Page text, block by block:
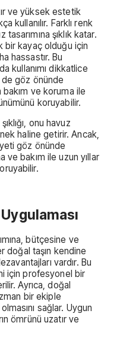
ve yüksek estetik
kullanılır. Farklı renk
şıklık katar.
bir kayaç olduğu için
hassastır. Bu
kullanımı dikkatlice
göz önünde
bakım ve koruma ile
koruyabilir.
onu havuz
haline getirir. Ancak,
göz önünde
ve bakım ile uzun yıllar
bütçesine ve
doğal taşın kendine
vardır. Bu
için profesyonel bir
Ayrıca, doğal
bir ekiple
sağlar. Uygun
ömrünü uzatır ve